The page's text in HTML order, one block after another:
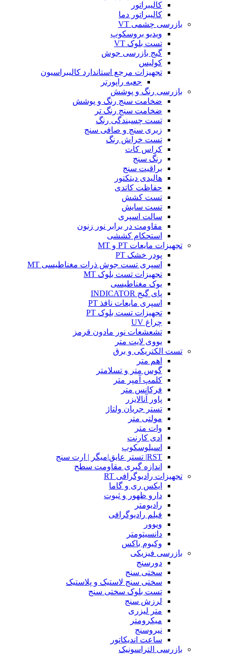
کالیبراتور
کالیبراتور دما
بازرسی چشمی VT
ویدیو بروسکوپ
تست بلوک VT
گیج بازرسی جوش
کولیس
تجهیزات مرجع استاندارد کالیبراسیون
جعبه راپورتر
بازرسی رنگ و پوشش
ضخامت سنج رنگ و پوشش
ضخامت سنج رنگ تر
تست چسبندگی رنگ
زبری سنج و صافی سنج
تست خراش رنگ
کراس کات
رنگ سنج
براقیت سنج
هالیدی دیتکتور
حفاظت کاتدی
تست کشش
تست سایش
سالت اسپری
مقاومت در برابر نور زنون
استحکام کششی
تجهیزات مایعات PT و MT
پودر خشک PT
اسپری تست جوش ذرات مغناطیسی MT
تجهیزات تست بلوک MT
یوک مغناطیسی
پای گیج INDICATOR
اسپری مایعات نافذ PT
تجهیزات تست بلوک PT
چراغ UV
تشعشعات نور مادون قرمز
یووی لایت متر
تست الکتریکی و برق
اهم متر
گوس متر و تسلامتر
کلمپ آمپر متر
فرکانس متر
پاور آنالایزر
تستر جریان ولتاژ
مولتی متر
وات متر
ادی کارنت
اسیلوسکوپ
RST| تستر عایق|میگر | ارت سنج
اندازه گیری مقاومت سطح
تجهیزات رادیوگرافی RT
ایکس ری و گاما
دارو ظهور و ثبوت
رادیومتر
فیلم رادیوگرافی
ویوور
دانسیتومتر
وکیوم باکس
بازرسی فیزیکی
دورسنج
سختی سنج
سختی سنج لاستیک و پلاستیک
تست بلوک سختی سنج
لرزش سنج
متر لیزری
میکرومتر
نیروسنج
ساعت اندیکاتور
بازرسی التراسونیک